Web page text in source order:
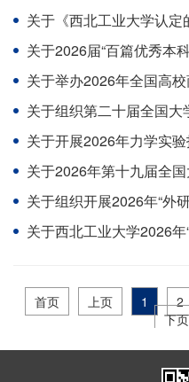
关于开展2026年力学实
首页 上页 1 2
下页